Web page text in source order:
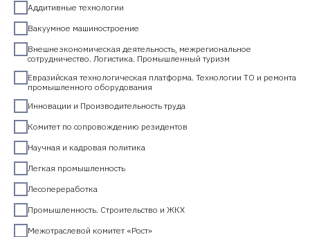
Аддитивные технологии
Вакуумное машиностроение
Внешнеэкономическая деятельность, межрегиональное
сотрудничество. Логистика. Промышленный туризм
Евразийская технологическая платформа. Технологии ТО и ремонта
промышленного оборудования
Инновации и Производительность труда
Комитет по сопровождению резидентов
Научная и кадровая политика
Легкая промышленность
Лесопереработка
Промышленность. Строительство и ЖКХ
Межотраслевой комитет «Рост»